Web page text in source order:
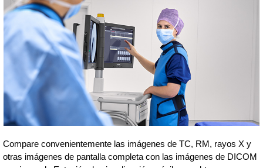
Compare convenientemente las imágenes de TC, RM, rayos X y
otras imágenes de pantalla completa con las imágenes de DICOM